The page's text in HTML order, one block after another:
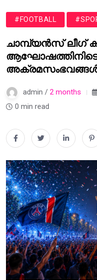
#FOOTBALL
ചാമ്പ്യൻസ് ലീഗ്
admin / 2 months
0 min read